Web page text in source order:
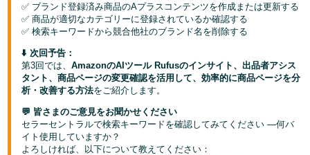
✅ ブランド登録済み商品のAプラスコンテンツを作成または更新する
✅ 商品が適切なカテゴリーに登録されているか確認する
✅ 検索キーワードから競合他社のブランド名を削除する
⬇️ 次回予告：
第3回では、AmazonのAIツール Rufusのインサイト、出品者アシス
タント、商品ページの変更確認を活用して、効率的に商品ページを分
析・改善する方法をご紹介します。
💬 皆さまのご意見をお聞かせください
セラーセントラルで検索キーワードを確認してみてください —何バ
イト使用していますか？
よろしければ、以下について教えてください：